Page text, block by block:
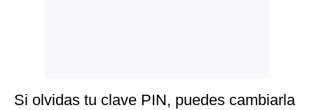
Si olvidas tu clave PIN, puedes cambiarla